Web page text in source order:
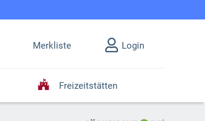
Merkliste Login
Freizeitstätten